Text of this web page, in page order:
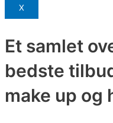
X
Et samlet
bedste
make up og